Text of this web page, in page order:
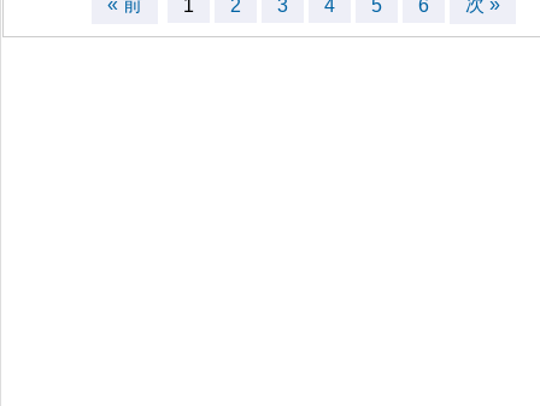
« 前 1 2 3 4 5 6 次 »